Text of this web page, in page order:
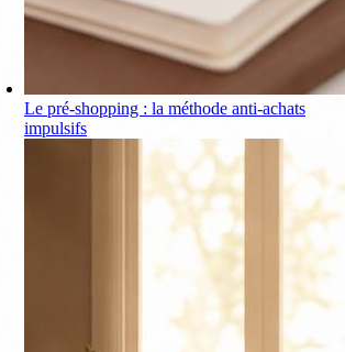
Le pré-shopping : la méthode anti-achats
impulsifs